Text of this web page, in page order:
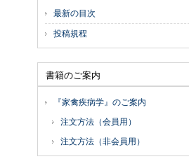
最新の目次
投稿規程
書籍のご案内
『家禽疾病学』のご案内
注文方法（会員用）
注文方法（非会員用）